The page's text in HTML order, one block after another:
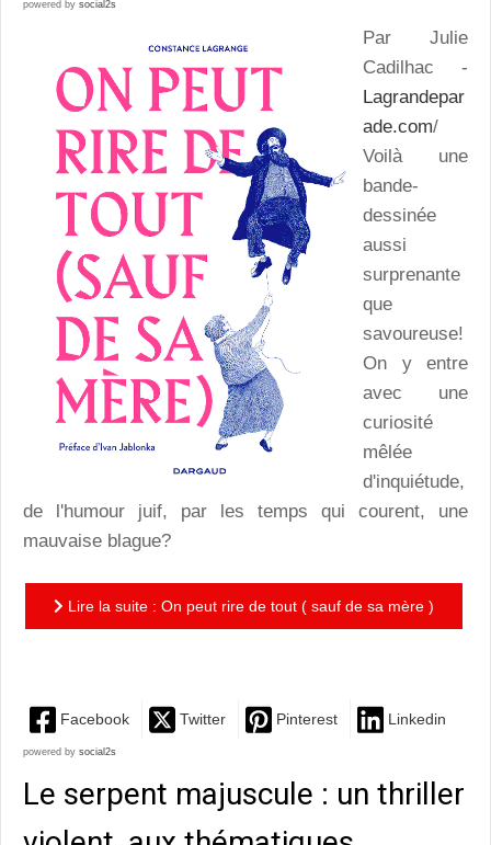
powered by social2s
Par Julie
Cadilhac -
Lagrandepar
ade.com/
Voilà une
bande-
dessinée
aussi
surprenante
que
savoureuse!
On y entre
avec une
curiosité
mêlée
d'inquiétude,
de l'humour juif, par les temps qui courent, une
mauvaise blague?
Lire la suite : On peut rire de tout ( sauf de sa mère )
Facebook Twitter Pinterest Linkedin
powered by social2s
Le serpent majuscule : un thriller